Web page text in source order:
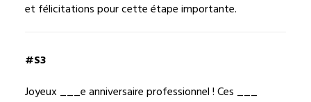
et félicitations pour cette étape importante.
#S3
Joyeux ___e anniversaire professionnel ! Ces ___